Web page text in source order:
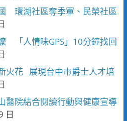
環湖社區奪季軍、民榮社區
「人情味GPS」10分鐘找回
火花 展現台中市爵士人才培
醫院結合閱讀行動與健康宣導
日